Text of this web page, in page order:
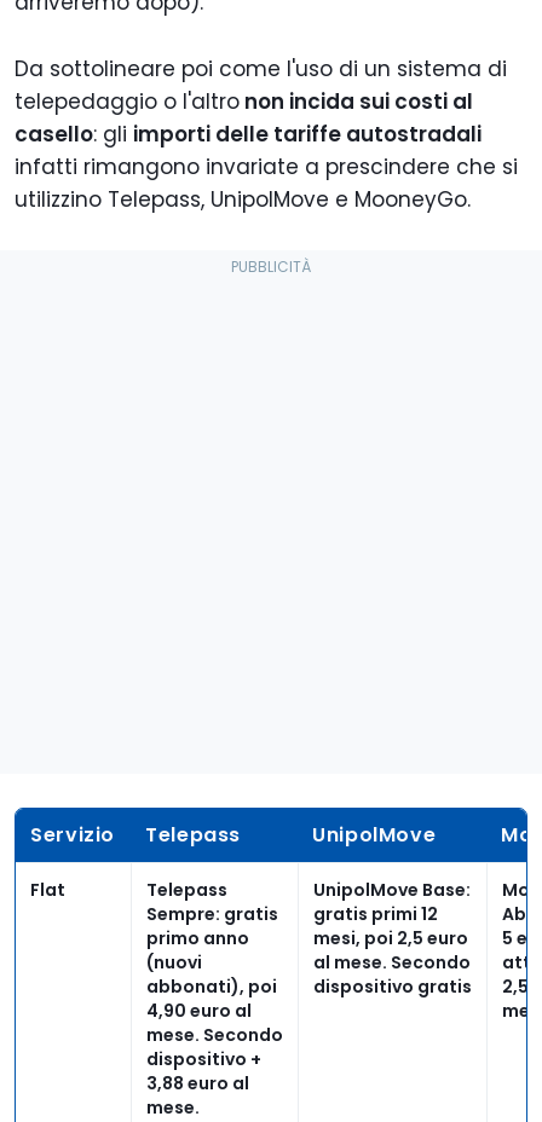
Da sottolineare poi come l'uso di un sistema di
telepedaggio o l'altro non incida sui costi al
casello: gli importi delle tariffe autostradali
infatti rimangono invariate a prescindere che si
utilizzino Telepass, UnipolMove e MooneyGo.
Servizio Telepass UnipolMove
Flat
Telepass
Sempre: gratis
primo anno
(nuovi
abbonati), poi
4,90 euro al
mese. Secondo
dispositivo +
3,88 euro al
mese.
UnipolMove Base:
gratis primi 12
mesi, poi 2,5 euro
al mese. Secondo
dispositivo gratis
5
2,5